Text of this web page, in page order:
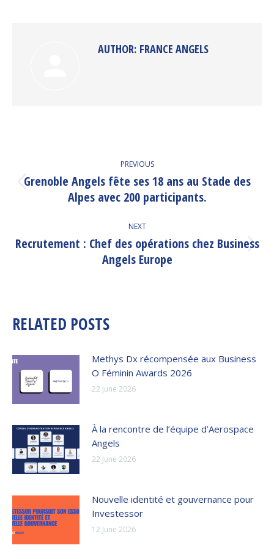
AUTHOR: FRANCE ANGELS
NAVIGATION
PREVIOUS
Previous
post:
Grenoble Angels fête ses 18 ans au Stade des
Alpes avec 200 participants.
NEXT
Next
post:
Recrutement : Chef des opérations chez Business
Angels Europe
RELATED POSTS
Methys Dx récompensée aux Business
O Féminin Awards 2026
22 June 2026
À la rencontre de l’équipe d’Aerospace
Angels
22 June 2026
Nouvelle identité et gouvernance pour
Investessor
12 June 2026